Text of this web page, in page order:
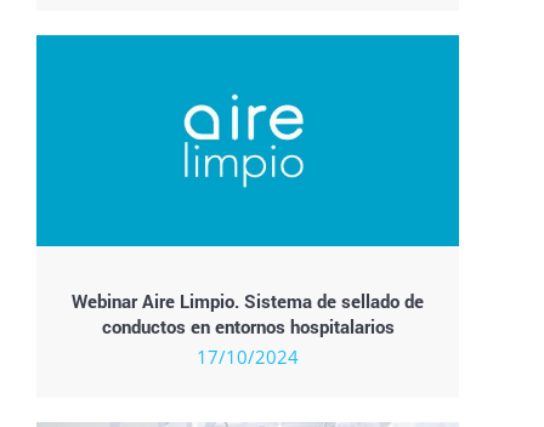
Webinar Aire Limpio. Sistema de sellado de
conductos en entornos hospitalarios
17/10/2024